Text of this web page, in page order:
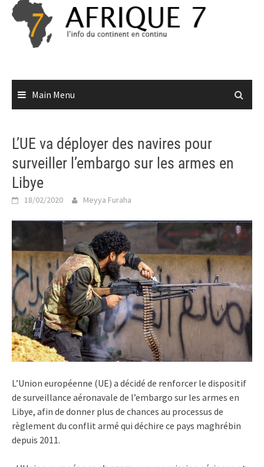
Skip
content
Main Menu
L’UE va déployer des navires pour
surveiller l’embargo sur les armes en
Libye
18/02/2020 Meyya Furaha
L’Union européenne (UE) a décidé de renforcer le dispositif
de surveillance aéronavale de l’embargo sur les armes en
Libye, afin de donner plus de chances au processus de
règlement du conflit armé qui déchire ce pays maghrébin
depuis 2011.